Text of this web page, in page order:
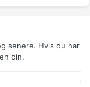
senere. Hvis du har
din.